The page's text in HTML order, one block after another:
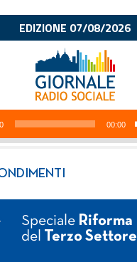
Speciale Riforma
del
Terzo Settore